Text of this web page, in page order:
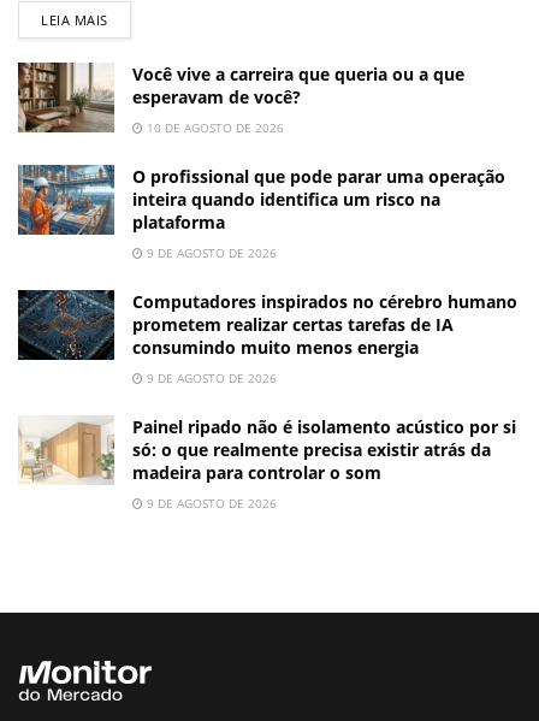
LEIA MAIS
Você vive a carreira que queria ou a que
esperavam de você?
10 DE AGOSTO DE 2026
O profissional que pode parar uma operação
inteira quando identifica um risco na
plataforma
9 DE AGOSTO DE 2026
Computadores inspirados no cérebro humano
prometem realizar certas tarefas de IA
consumindo muito menos energia
9 DE AGOSTO DE 2026
Painel ripado não é isolamento acústico por si
só: o que realmente precisa existir atrás da
madeira para controlar o som
9 DE AGOSTO DE 2026